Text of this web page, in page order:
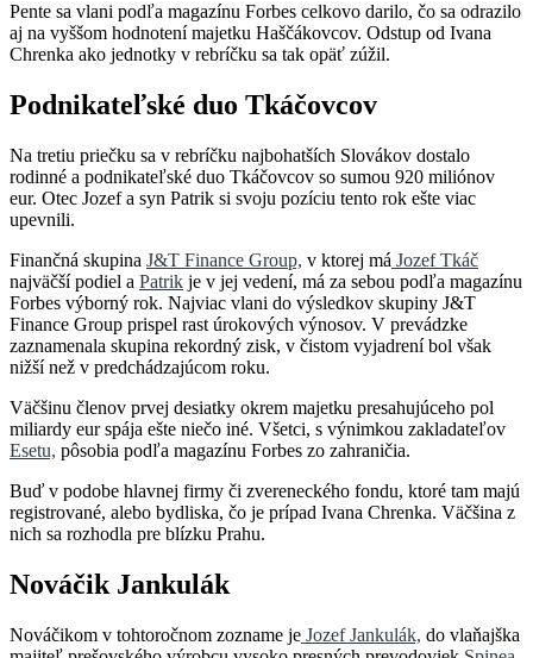
Pente sa vlani podľa magazínu Forbes celkovo darilo, čo sa odrazilo
aj na vyššom hodnotení majetku Haščákovcov. Odstup od Ivana
Chrenka ako jednotky v rebríčku sa tak opäť zúžil.
Podnikateľské duo Tkáčovcov
Na tretiu priečku sa v rebríčku najbohatších Slovákov dostalo
rodinné a podnikateľské duo Tkáčovcov so sumou 920 miliónov
eur. Otec Jozef a syn Patrik si svoju pozíciu tento rok ešte viac
upevnili.
Finančná skupina J&T Finance Group, v ktorej má Jozef Tkáč
najväčší podiel a Patrik je v jej vedení, má za sebou podľa magazínu
Forbes výborný rok. Najviac vlani do výsledkov skupiny J&T
Finance Group prispel rast úrokových výnosov. V prevádzke
zaznamenala skupina rekordný zisk, v čistom vyjadrení bol však
nižší než v predchádzajúcom roku.
Väčšinu členov prvej desiatky okrem majetku presahujúceho pol
miliardy eur spája ešte niečo iné. Všetci, s výnimkou zakladateľov
Esetu, pôsobia podľa magazínu Forbes zo zahraničia.
Buď v podobe hlavnej firmy či zvereneckého fondu, ktoré tam majú
registrované, alebo bydliska, čo je prípad Ivana Chrenka. Väčšina z
nich sa rozhodla pre blízku Prahu.
Nováčik Jankulák
Nováčikom v tohtoročnom zozname je Jozef Jankulák, do vlaňajška